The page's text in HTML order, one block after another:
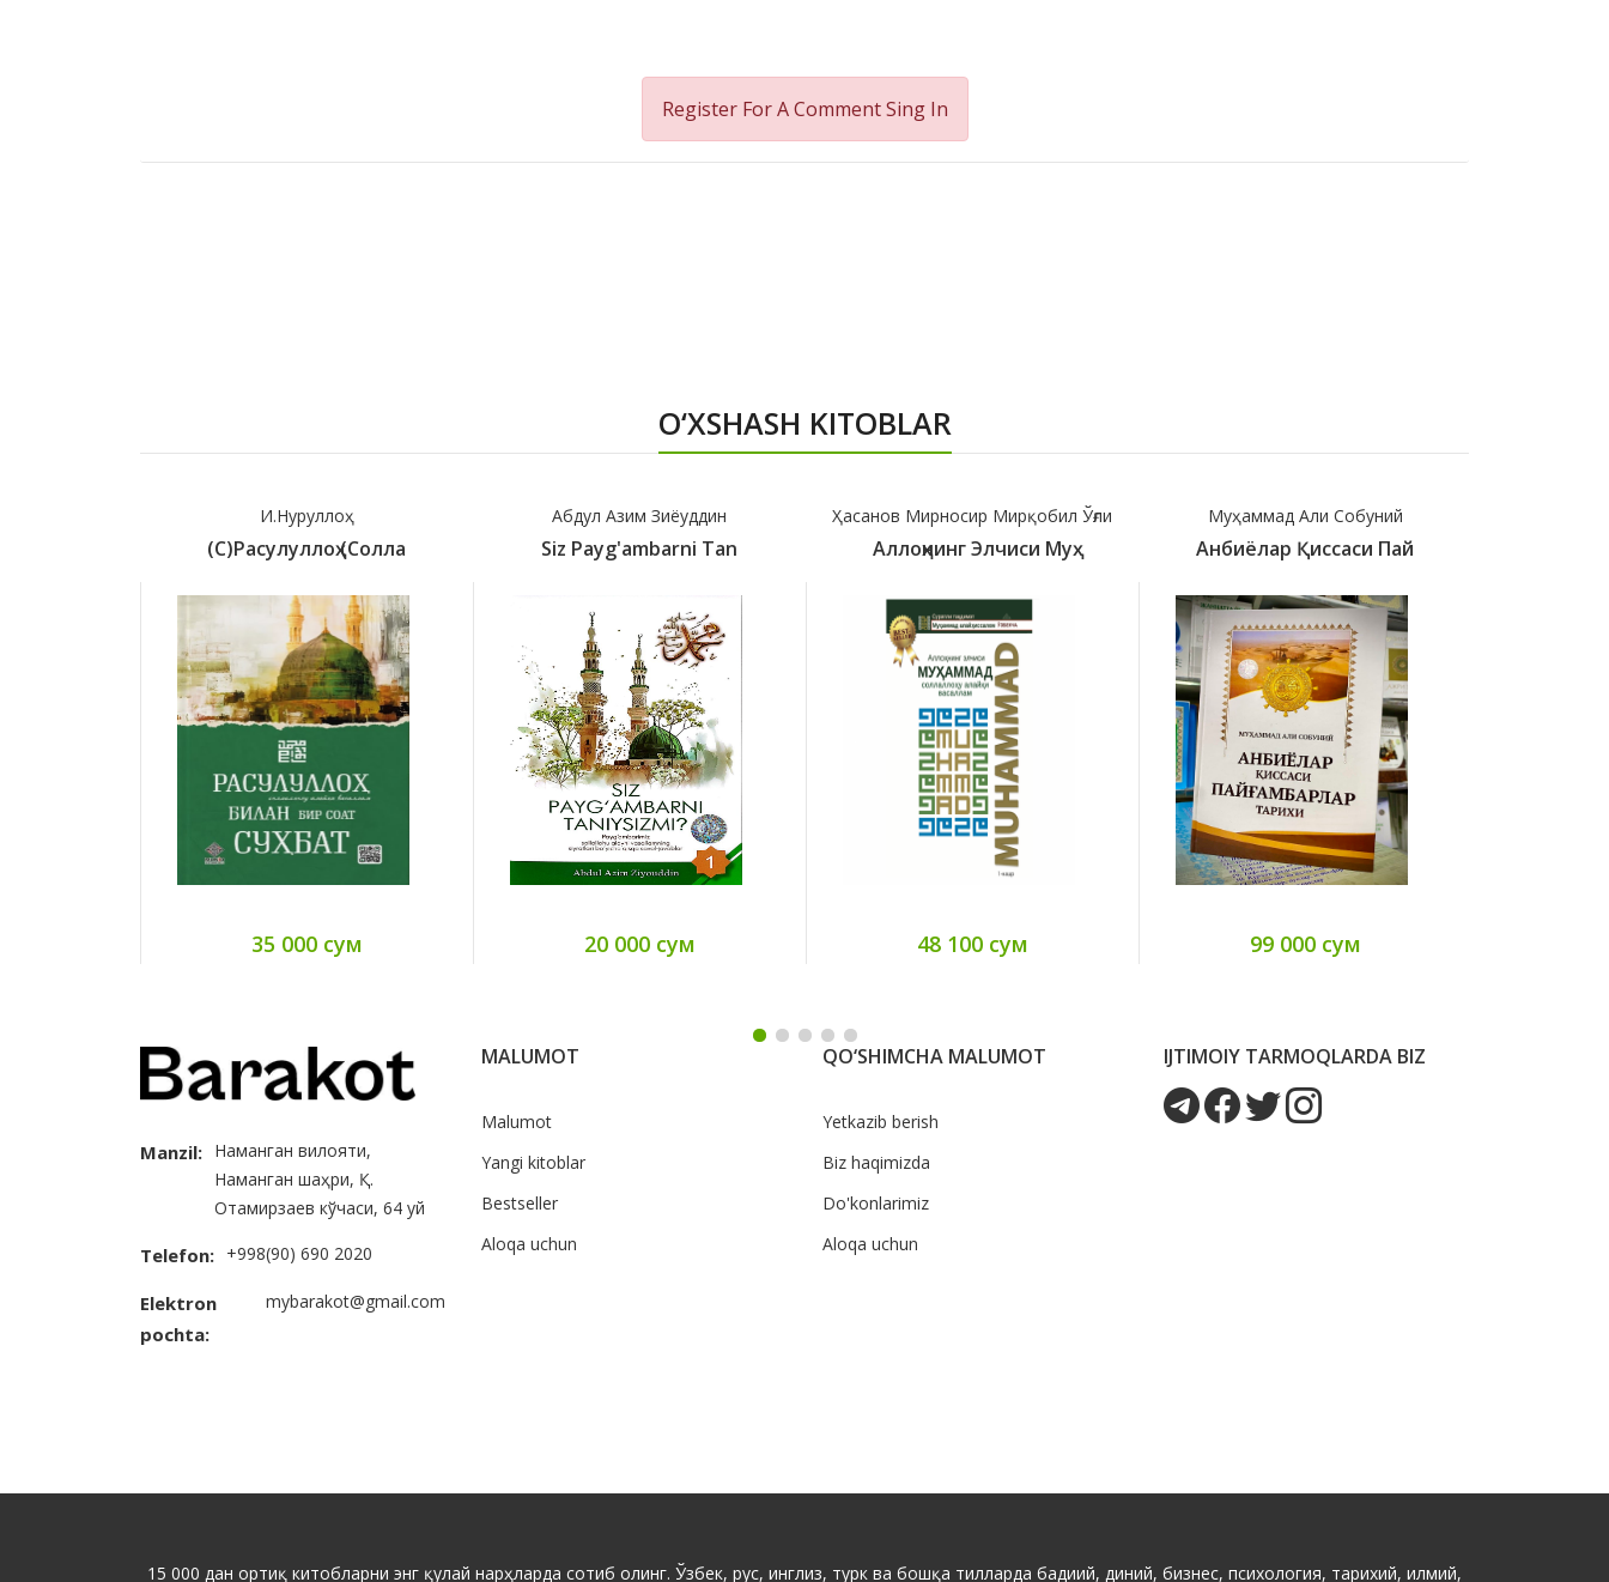
Register For A CommentSing In
O‘XSHASH KITOBLAR
И.Нуруллоҳ
(с)Расулуллоҳ (солла
35 000 сум
Абдул Азим Зиёуддин
Siz Payg'ambarni Tan
20 000 сум
Ҳасанов Мирносир Мирқобил Ўғли
Аллоҳнинг Элчиси Муҳ
48 100 сум
Муҳаммад Али Собуний
Анбиёлар Қиссаси Пай
99 000 сум
Manzil: Наманган вилояти,
Наманган шаҳри, Қ.
Отамирзаев кўчаси, 64 уй
Telefon: +998(90) 690 2020
Elektron
pochta:
mybarakot@gmail.com
MALUMOT
Malumot
Yangi kitoblar
Bestseller
Aloqa uchun
QO‘SHIMCHA MALUMOT
Yetkazib berish
Biz haqimizda
Do'konlarimiz
Aloqa uchun
IJTIMOIY TARMOQLARDA BIZ
15 000 дан ортиқ китобларни энг қулай нарҳларда сотиб олинг. Ўзбек, рус, инглиз, турк ва бошқа тилларда бадиий, диний, бизнес, психология, тарихий, илмий,